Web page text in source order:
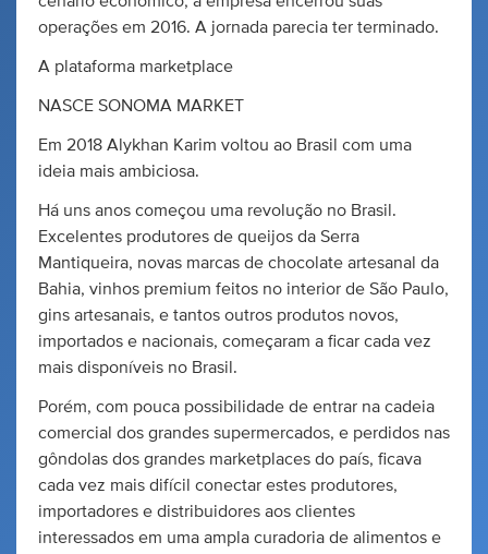
operações em 2016. A jornada parecia ter terminado.
A plataforma marketplace
NASCE SONOMA MARKET
Em 2018 Alykhan Karim voltou ao Brasil com uma
ideia mais ambiciosa.
Há uns anos começou uma revolução no Brasil.
Excelentes produtores de queijos da Serra
Mantiqueira, novas marcas de chocolate artesanal da
Bahia, vinhos premium feitos no interior de São Paulo,
gins artesanais, e tantos outros produtos novos,
importados e nacionais, começaram a ficar cada vez
mais disponíveis no Brasil.
Porém, com pouca possibilidade de entrar na cadeia
comercial dos grandes supermercados, e perdidos nas
gôndolas dos grandes marketplaces do país, ficava
cada vez mais difícil conectar estes produtores,
importadores e distribuidores aos clientes
interessados em uma ampla curadoria de alimentos e